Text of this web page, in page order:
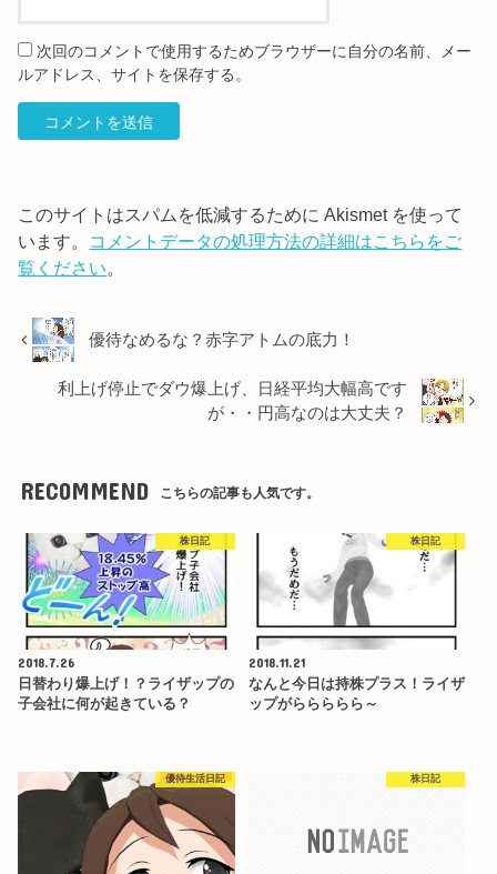
次回のコメントで使用するためブラウザーに自分の名前、メー
ルアドレス、サイトを保存する。
このサイトはスパムを低減するために Akismet を使って
います。 コメントデータの処理方法の詳細はこちらをご
覧ください。
優待なめるな？赤字アトムの底力！
利上げ停止でダウ爆上げ、日経平均大幅高です
が・・円高なのは大丈夫？
RECOMMEND こちらの記事も人気です。
株日記
2018.7.26
日替わり爆上げ！？ライザップの
子会社に何が起きている？
株日記
2018.11.21
なんと今日は持株プラス！ライザ
ップがららららら～
優待生活日記 株日記